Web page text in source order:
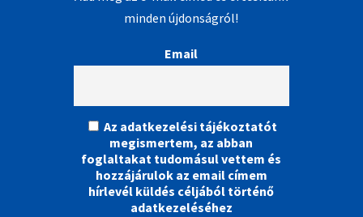
minden újdonságról!
Email
Az adatkezelési tájékoztatót
megismertem, az abban
foglaltakat tudomásul vettem és
hozzájárulok az email címem
hírlevél küldés céljából történő
adatkezeléséhez